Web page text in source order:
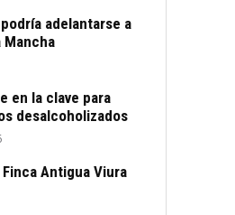
adelantarse a
Mancha
en la clave para
desalcoholizados
Antigua Viura